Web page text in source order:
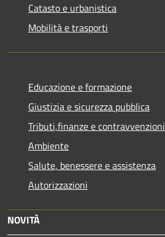
Catasto e urbanistica
Mobilità e trasporti
Educazione e formazione
Giustizia e sicurezza pubblica
Tributi,finanze e contravvenzioni
Ambiente
Salute, benessere e assistenza
Autorizzazioni
NOVITÀ